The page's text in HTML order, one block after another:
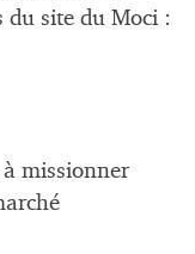
du site du Moci :
à missionner